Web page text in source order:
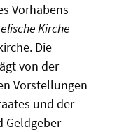
Vorhabens
Kirche
Die
von der
Vorstellungen
und der
Geldgeber